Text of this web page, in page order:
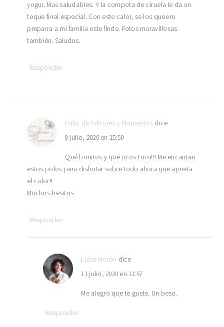
yogur. Mas saludables. Y la compota de ciruela le da un
toque final especial. Con este calor, se los quoero
preparra a mi familia este finde. Fotos maravillosas
también. Saludos.
Responder
Patry de Sabores y Momentos dice
9 julio, 2020 en 15:50
Qué bonitos y qué ricos Luisi!!! Me encantan
estos polos para disfrutar sobre todo ahora que aprieta
el calor!!
Muchos besitos
Responder
Luisa Morón dice
11 julio, 2020 en 11:57
Me alegro que te guste. Un beso.
Responder